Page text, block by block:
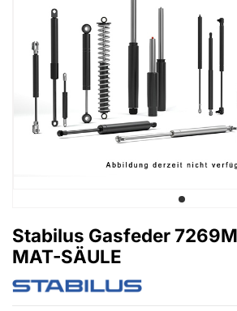
Stabilus Gasfeder
MAT-SÄULE